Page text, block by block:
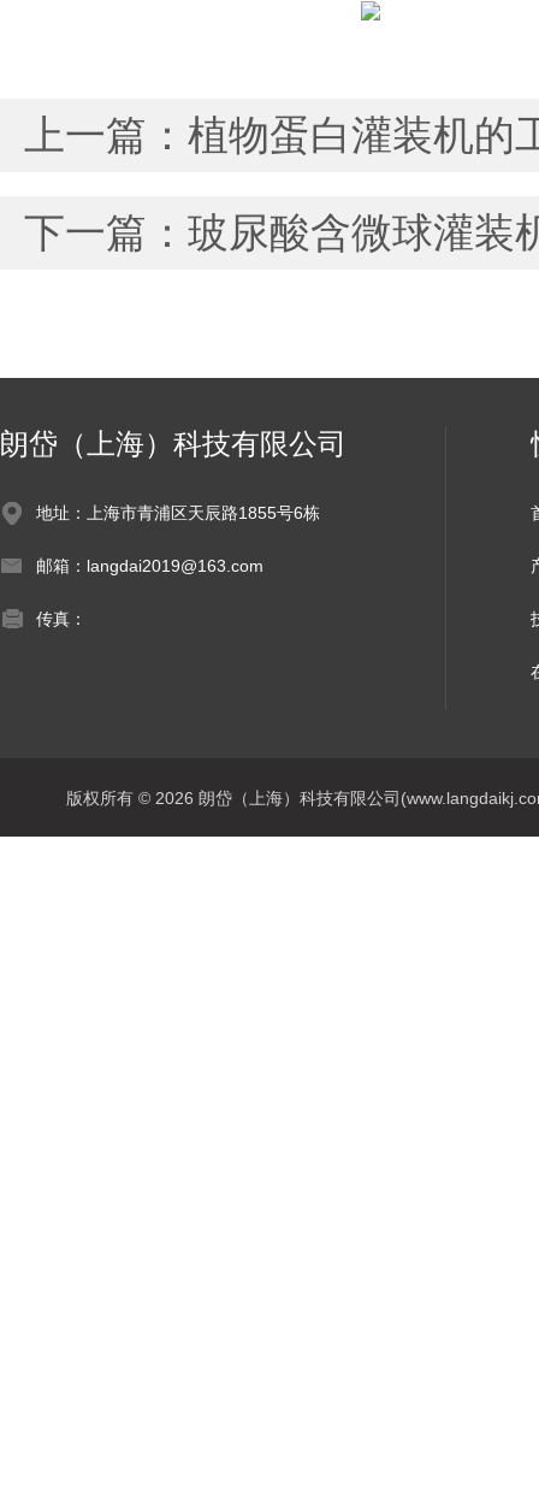
上一篇： 植物蛋白灌装机的
下一篇： 玻尿酸含微球灌装
朗岱（上海）科技有限公司
地址：上海市青浦区天辰路1855号6栋
邮箱：langdai2019@163.com
传真：
版权所有 © 2026 朗岱（上海）科技有限公司